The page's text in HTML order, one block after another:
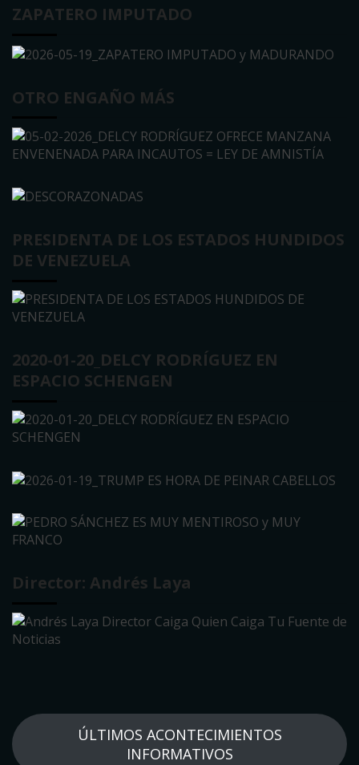
ZAPATERO IMPUTADO
OTRO ENGAÑO MÁS
PRESIDENTA DE LOS ESTADOS HUNDIDOS
DE VENEZUELA
2020-01-20_DELCY RODRÍGUEZ EN
ESPACIO SCHENGEN
Director: Andrés Laya
ÚLTIMOS ACONTECIMIENTOS
INFORMATIVOS